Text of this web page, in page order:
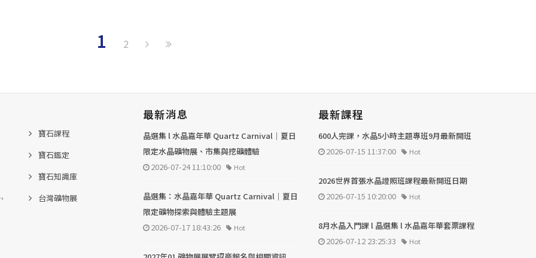
1 2
寶石課程
寶石鑑定
寶石知識庫
台灣礦物展
最新消息
晶選集 l 水晶嘉年華 Quartz Carnival｜夏日
限定水晶礦物展、市集與挖礦體驗
2026-07-24 11:10:00
Hot
晶選集：水晶嘉年華 Quartz Carnival｜夏日
限定礦物探索與體驗主題展
2026-07-17 18:43:26
Hot
最新課程
600人完課，水晶5小時主題專班9月最新開班
2026-07-15 11:37:00
Hot
2026世界首張水晶證照班課程最新開班日期
2026-07-15 10:20:00
Hot
8月水晶入門課 l 晶選集 l 水晶嘉年華套票課程
2026-07-12 23:25:33
Hot